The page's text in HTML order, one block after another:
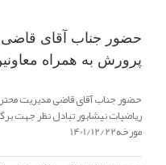
حضور جناب آقای
پرورش به همراه
حضور جناب آقای قاضی مدیریت
مورخه1401/12/22